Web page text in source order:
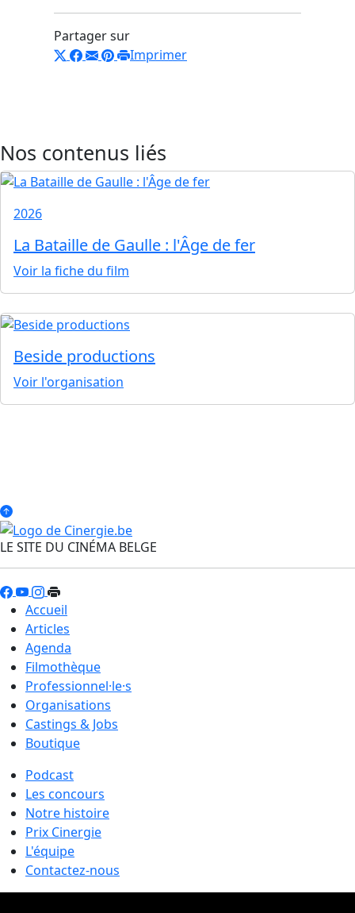
Partager sur
Imprimer
Nos contenus liés
2026
La Bataille de Gaulle : l'Âge de fer
Voir la fiche du film
Beside productions
Voir l'organisation
LE SITE DU CINÉMA BELGE
Accueil
Articles
Agenda
Filmothèque
Professionnel·le·s
Organisations
Castings & Jobs
Boutique
Podcast
Les concours
Notre histoire
Prix Cinergie
L'équipe
Contactez-nous